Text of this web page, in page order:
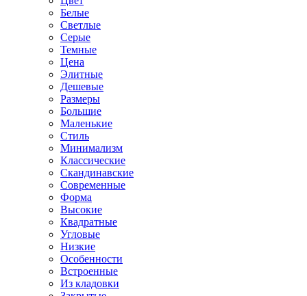
Белые
Светлые
Серые
Темные
Цена
Элитные
Дешевые
Размеры
Большие
Маленькие
Стиль
Минимализм
Классические
Скандинавские
Современные
Форма
Высокие
Квадратные
Угловые
Низкие
Особенности
Встроенные
Из кладовки